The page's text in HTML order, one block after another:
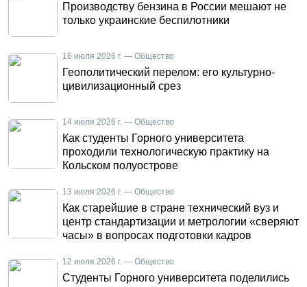
Производству бензина в России мешают не
только украинские беспилотники
16 июля 2026 г. — Общество
Геополитический перелом: его культурно-
цивилизационный срез
14 июля 2026 г. — Общество
Как студенты Горного университета
проходили технологическую практику на
Кольском полуострове
13 июля 2026 г. — Общество
Как старейшие в стране технический вуз и
центр стандартизации и метрологии «сверяют
часы» в вопросах подготовки кадров
12 июля 2026 г. — Общество
Студенты Горного университета поделились